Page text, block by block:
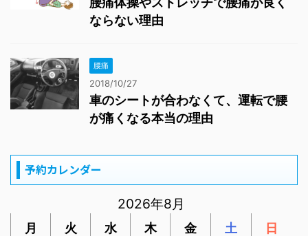
ならない理由
腰痛
2018/10/27
車のシートが合わなくて、運転で腰
が痛くなる本当の理由
予約カレンダー
2026年8月
月 火 水 木 金 土 日